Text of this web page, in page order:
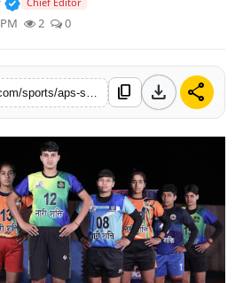
2 0
content_copy download share